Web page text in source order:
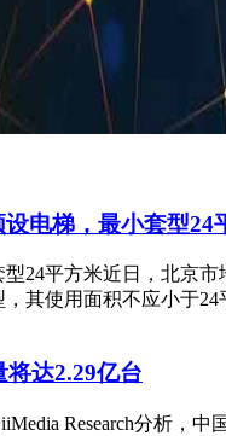
电梯，最小套型24
24平方米近日，北京
其使用面积不应小于24
达2.29亿台
Research分析，